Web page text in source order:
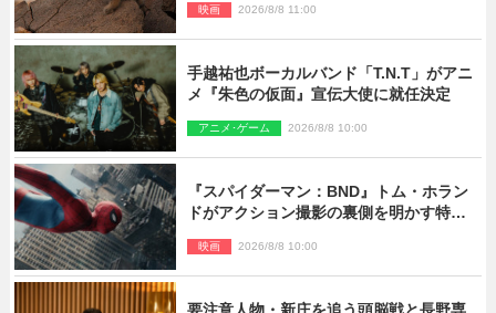
映画 2026/8/8 11:00
手越祐也ボーカルバンド「T.N.T」がアニ
メ『朱色の仮面』宣伝大使に就任決定
アニメ･ゲーム 2026/8/8 10:00
『スパイダーマン：BND』トム・ホラン
ドがアクション撮影の裏側を明かす特別
映画 2026/8/8 10:00
要注意人物・新庄を追う頭脳戦と長野専